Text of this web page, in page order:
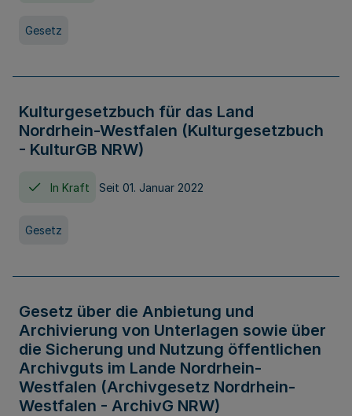
Gesetz
Kulturgesetzbuch für das Land
Nordrhein-Westfalen (Kulturgesetzbuch
- KulturGB NRW)
In Kraft Seit 01. Januar 2022
Gesetz
Gesetz über die Anbietung und
Archivierung von Unterlagen sowie über
die Sicherung und Nutzung öffentlichen
Archivguts im Lande Nordrhein-
Westfalen (Archivgesetz Nordrhein-
Westfalen - ArchivG NRW)